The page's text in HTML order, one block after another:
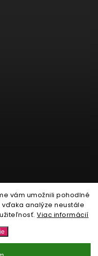
vám umožnili pohodlné
analýze neustále
Viac informácií
práva vyhradené.
cookies